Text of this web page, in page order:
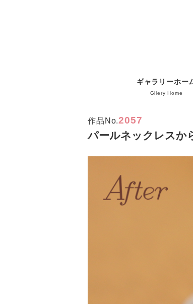
ギャラリーホー
Gllery Home
作品No.2057
パールネックレスか